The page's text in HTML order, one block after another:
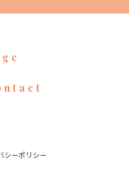
シーポリシー